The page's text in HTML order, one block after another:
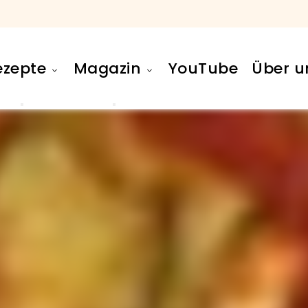
Magazin YouTube Über